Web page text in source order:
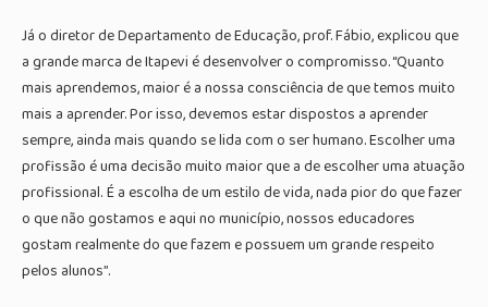
Já o diretor de Departamento de Educação, prof. Fábio, explicou que
a grande marca de Itapevi é desenvolver o compromisso. “Quanto
mais aprendemos, maior é a nossa consciência de que temos muito
mais a aprender. Por isso, devemos estar dispostos a aprender
sempre, ainda mais quando se lida com o ser humano. Escolher uma
profissão é uma decisão muito maior que a de escolher uma atuação
profissional. É a escolha de um estilo de vida, nada pior do que fazer
o que não gostamos e aqui no município, nossos educadores
gostam realmente do que fazem e possuem um grande respeito
pelos alunos”.